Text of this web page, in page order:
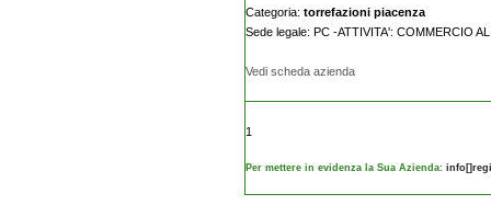
Categoria: torrefazioni piacenza
Sede legale: PC -ATTIVITA': COMMERCIO
Vedi scheda azienda
1
Per mettere in evidenza la Sua Azienda: